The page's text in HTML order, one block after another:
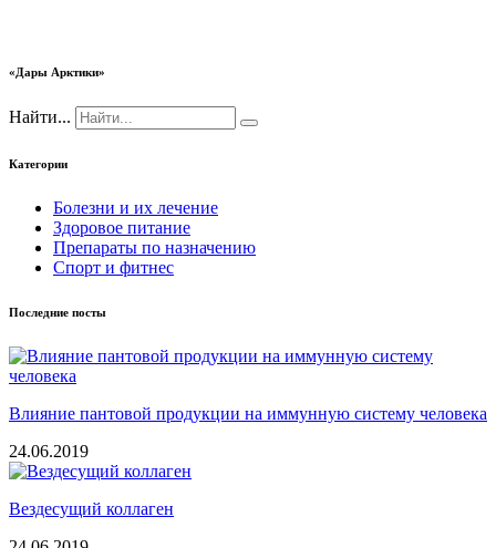
«Дары Арктики»
Найти...
Категории
Болезни и их лечение
Здоровое питание
Препараты по назначению
Спорт и фитнес
Последние посты
Влияние пантовой продукции на иммунную систему человека
24.06.2019
Вездесущий коллаген